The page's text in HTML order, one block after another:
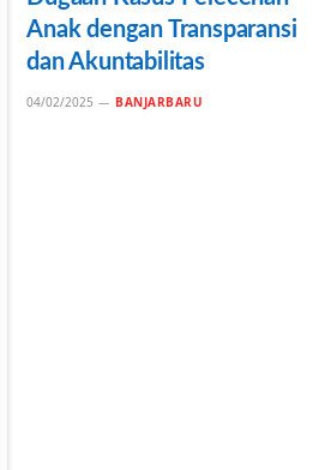
Anak dengan Transparansi
dan Akuntabilitas
04/02/2025 BANJARBARU